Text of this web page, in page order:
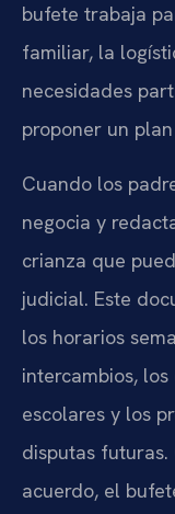
bufete trabaja
familiar, la
necesidades
proponer un
Cuando los
negocia y
crianza que
judicial. Este
los horarios
intercambios,
escolares y los
disputas
acuerdo, el